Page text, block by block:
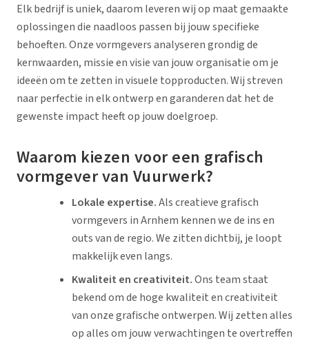
Elk bedrijf is uniek, daarom leveren wij op maat gemaakte
oplossingen die naadloos passen bij jouw specifieke
behoeften. Onze vormgevers analyseren grondig de
kernwaarden, missie en visie van jouw organisatie om je
ideeën om te zetten in visuele topproducten. Wij streven
naar perfectie in elk ontwerp en garanderen dat het de
gewenste impact heeft op jouw doelgroep.
Waarom kiezen voor een grafisch
vormgever van Vuurwerk?
Lokale expertise.Als creatieve grafisch
vormgevers in Arnhem kennen we de ins en
outs van de regio. We zitten dichtbij, je loopt
makkelijk even langs.
Kwaliteit en creativiteit.Ons team staat
bekend om de hoge kwaliteit en creativiteit
van onze grafische ontwerpen. Wij zetten alles
op alles om jouw verwachtingen te overtreffen